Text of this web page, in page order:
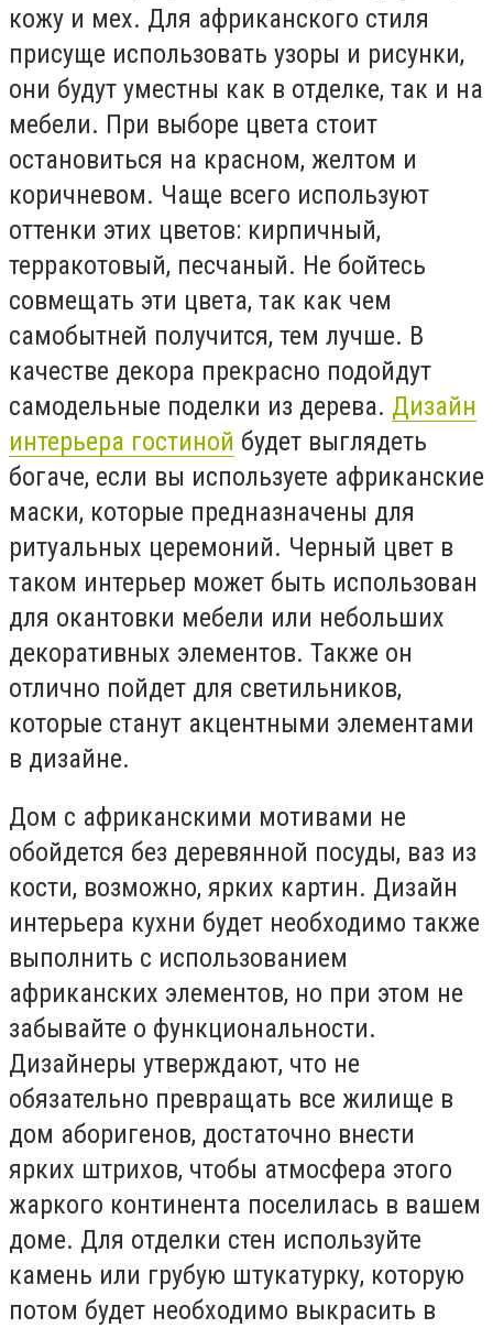
кожу и мех. Для африканского стиля
присуще использовать узоры и рисунки,
они будут уместны как в отделке, так и на
мебели. При выборе цвета стоит
остановиться на красном, желтом и
коричневом. Чаще всего используют
оттенки этих цветов: кирпичный,
терракотовый, песчаный. Не бойтесь
совмещать эти цвета, так как чем
самобытней получится, тем лучше. В
качестве декора прекрасно подойдут
самодельные поделки из дерева. Дизайн
интерьера гостиной будет выглядеть
богаче, если вы используете африканские
маски, которые предназначены для
ритуальных церемоний. Черный цвет в
таком интерьер может быть использован
для окантовки мебели или небольших
декоративных элементов. Также он
отлично пойдет для светильников,
которые станут акцентными элементами
в дизайне.
Дом с африканскими мотивами не
обойдется без деревянной посуды, ваз из
кости, возможно, ярких картин. Дизайн
интерьера кухни будет необходимо также
выполнить с использованием
африканских элементов, но при этом не
забывайте о функциональности.
Дизайнеры утверждают, что не
обязательно превращать все жилище в
дом аборигенов, достаточно внести
ярких штрихов, чтобы атмосфера этого
жаркого континента поселилась в вашем
доме. Для отделки стен используйте
камень или грубую штукатурку, которую
потом будет необходимо выкрасить в